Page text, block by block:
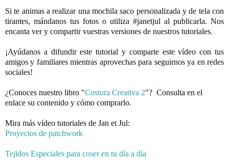
Si te animas a realizar una mochila saco personalizada y de tela con
tirantes, mándanos tus fotos o utiliza #janetjul al publicarla. Nos
encanta ver y compartir vuestras versiones de nuestros tutoriales.
¡Ayúdanos a difundir este tutorial y comparte este vídeo con tus
amigos y familiares mientras aprovechas para seguirnos ya en redes
sociales!
¿Conoces nuestro libro "Costura Creativa 2"?  Consulta en el
Mira más vídeo tutoriales de Jan et Jul:
Proyectos de patchwork
Tejidos Especiales para coser en tu día a día